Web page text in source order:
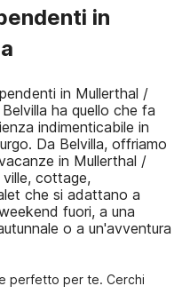
in
in Mullerthal /
ha quello che fa
indimenticabile in
Da Belvilla, offriamo
in Mullerthal /
ville, cottage,
che si adattano a
fuori, a una
o a un'avventura
perfetto per te. Cerchi